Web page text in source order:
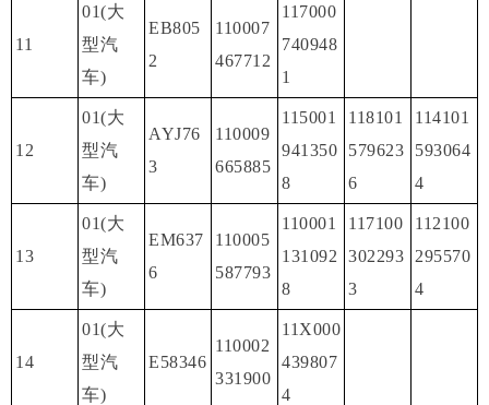
11
01(大
型汽
车)
EB805
2
110007
467712
117000
740948
1
12
01(大
型汽
车)
AYJ76
3
110009
665885
115001
941350
8
118101
579623
6
114101
593064
4
13
01(大
型汽
车)
EM637
6
110005
587793
110001
131092
8
117100
302293
3
112100
295570
4
14
01(大
型汽
车)
E58346
110002
331900
11X000
439807
4